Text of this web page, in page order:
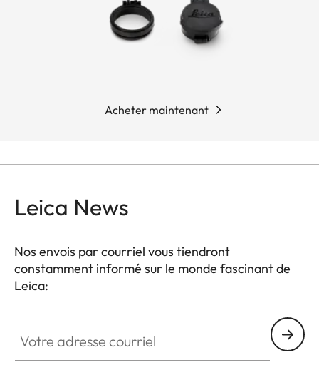
Acheter maintenant
Leica News
Nos envois par courriel vous tiendront
constamment informé sur le monde fascinant de
Leica: